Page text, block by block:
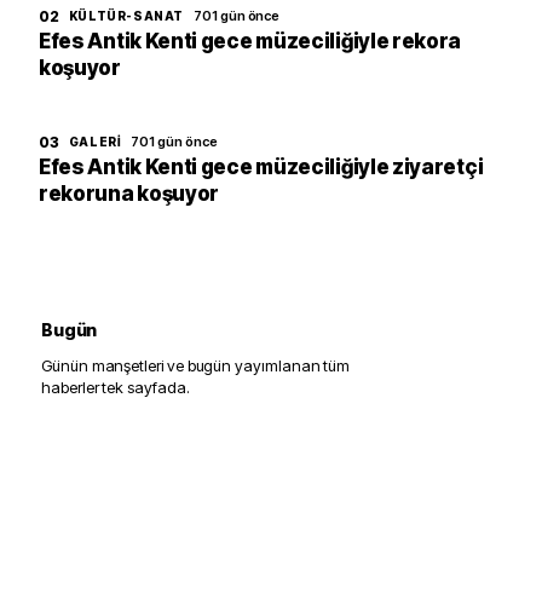
02 KÜLTÜR-SANAT 701 gün önce
Efes Antik Kenti gece müzeciliğiyle rekora
koşuyor
03 GALERI 701 gün önce
Efes Antik Kenti gece müzeciliğiyle ziyaretçi
rekoruna koşuyor
Bugün
Günün manşetleri ve bugün yayımlanan tüm
haberler tek sayfada.